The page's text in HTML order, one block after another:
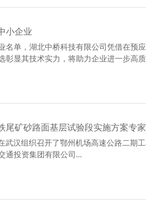
小企业
单，湖北中桥科技有限公司凭借在预
彰显其技术实力，将助力企业进一步高
汉组织召开了鄂州机场高速公路二期
通投资集团有限公司...